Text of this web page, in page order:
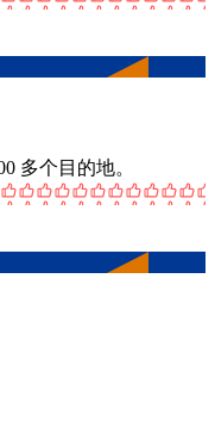
多个目的地。